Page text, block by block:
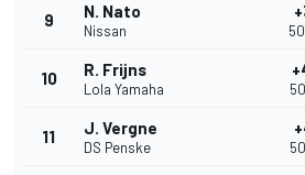
9 N. Nato
Nissan
10 R. Frijns
Lola Yamaha
11 J. Vergne
DS Penske